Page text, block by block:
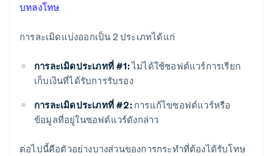
บทลงโทษ
การละเมิดแบ่งออกเป็น 2 ประเภทได้แก่
การละเมิดประเภทที่ #1:ไม่ได้ใช้ซอฟต์แวร์การเรียก
เก็บเงินที่ได้รับการรับรอง
การละเมิดประเภทที่ #2:การแก้ไขซอฟต์แวร์หรือ
ข้อมูลที่อยู่ในซอฟต์แวร์ดังกล่าว
ต่อไปนี้คือตัวอย่างบางส่วนของการกระทำที่ต้องได้รับโทษ